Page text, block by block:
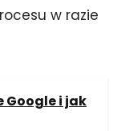
w razie
Google i jak